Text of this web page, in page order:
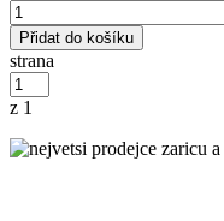
Přidat do košíku
strana
z 1